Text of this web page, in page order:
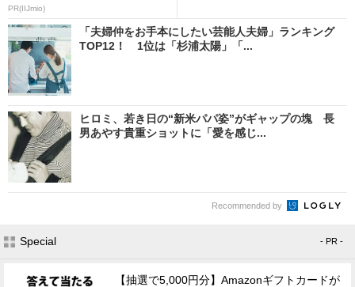
PR(IIJmio)
「夫婦仲をお手本にしたい芸能人夫婦」ランキング
TOP12！ 1位は「杉浦太陽」「...
ヒロミ、若き日の“新米パパ姿”がギャップの塊 長
男あやす貴重ショットに「愛を感じ...
Recommended by
Special - PR -
【抽選で5,000円分】Amazonギフトカードが